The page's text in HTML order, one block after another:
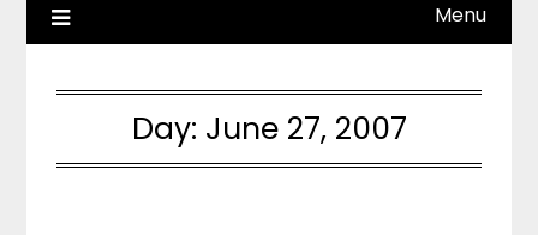
Menu
Day: June 27, 2007